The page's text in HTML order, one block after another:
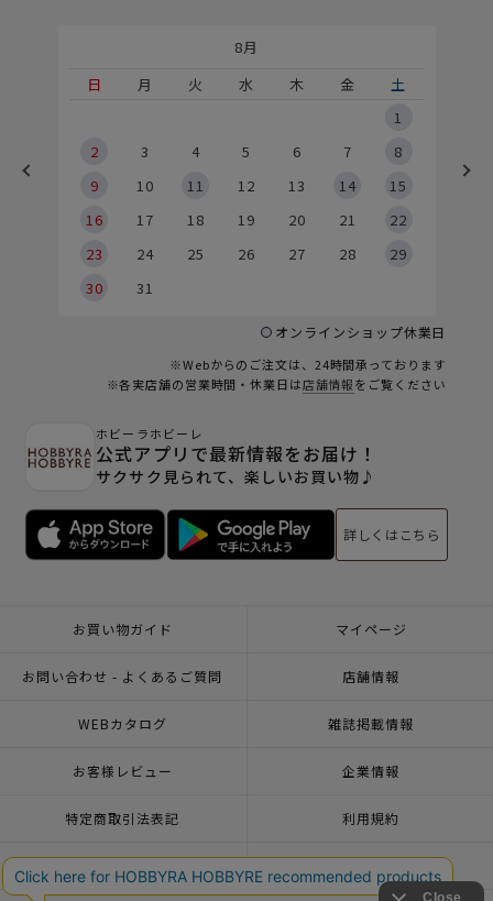
8月
日
月 火 水 木 金
土
1
2
3 4 5 6 7
8
9
10 11 12 13 14
15
16
17 18 19 20 21
22
23
24 25 26 27 28
29
30
31
オンラインショップ休業日
※Webからのご注文は、24時間承っております
※各実店舗の営業時間・休業日は店舗情報をご覧ください
ホビーラホビーレ
公式アプリで最新情報をお届け！
サクサク見られて、楽しいお買い物♪
詳しくはこちら
お買い物ガイド マイページ
お問い合わせ - よくあるご質問 店舗情報
WEBカタログ 雑誌掲載情報
お客様レビュー 企業情報
特定商取引法表記 利用規約
一緒に働こう♪求人情報